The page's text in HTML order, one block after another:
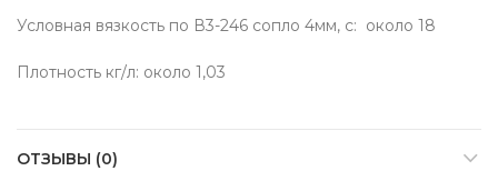
Условная вязкость по В3-246 сопло 4мм, с: около 18
Плотность кг/л: около 1,03
ОТЗЫВЫ (0)